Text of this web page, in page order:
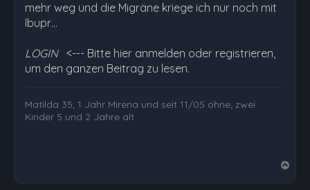
mehr weg und die Migräne kriege ich nur noch mit
Ibupr…
LOGIN <--- Bitte hier anmelden oder registrieren,
um den ganzen Beitrag zu lesen.
Matilda 35; 1 Jahr Mirena und seit 11/05 ohne; zwei
Kinder 5 und 2 Jahre alt